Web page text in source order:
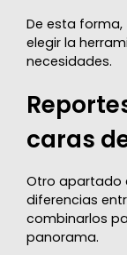
De esta
elegir la
necesidades.
caras
Otro apartado
diferencias
combinarlos
panorama.